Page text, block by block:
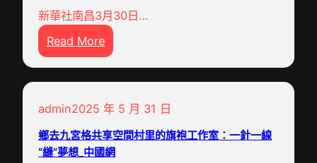
刑
一
年
中
國
任
、
中
國
擔
當
包
養
網
心
_
中
國
葡
萄
提
品
包
養
價
新華社南昌3月30日…
Read More:
去
格
新
時
admin2025 年 5 月 31 日
鄉去九宮格共享空間村里的旗袍工作室：一針一線
“縫”夢想_中國網